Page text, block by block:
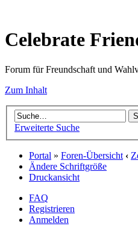
Celebrate
Forum für Freundschaft und
Zum Inhalt
Erweiterte Suche
Portal » Foren-Übersicht ‹
Ändere Schriftgröße
Druckansicht
FAQ
Registrieren
Anmelden